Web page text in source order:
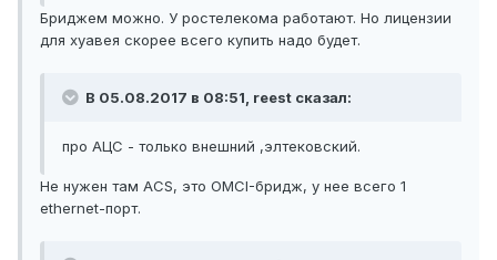
Бриджем можно. У ростелекома работают. Но лицензии
для хуавея скорее всего купить надо будет.
В 05.08.2017 в 08:51, reest сказал:
про АЦС - только внешний ,элтековский.
Не нужен там ACS, это OMCI-бридж, у нее всего 1
ethernet-порт.